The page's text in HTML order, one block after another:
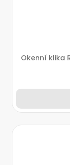
Okenní klika